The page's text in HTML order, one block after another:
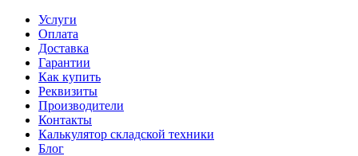
Услуги
Оплата
Доставка
Гарантии
Как купить
Реквизиты
Производители
Контакты
Калькулятор складской техники
Блог